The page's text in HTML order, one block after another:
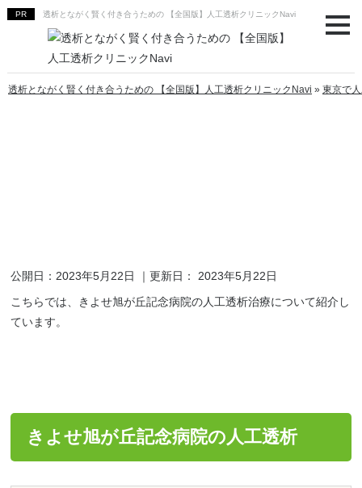
透析とながく賢く付き合うための 【全国版】人工透析クリニックNavi
透析とながく賢く付き合うための 【全国版】人工透析クリニックNavi » 東京で
公開日： 2023年5月22日 ｜更新日： 2023年5月22日
こちらでは、きよせ旭が丘記念病院の人工透析治療について紹介し
ています。
きよせ旭が丘記念病院の人工透析